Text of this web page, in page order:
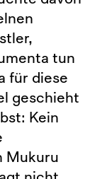
tun
für diese
geschieht
Kein
Mukuru